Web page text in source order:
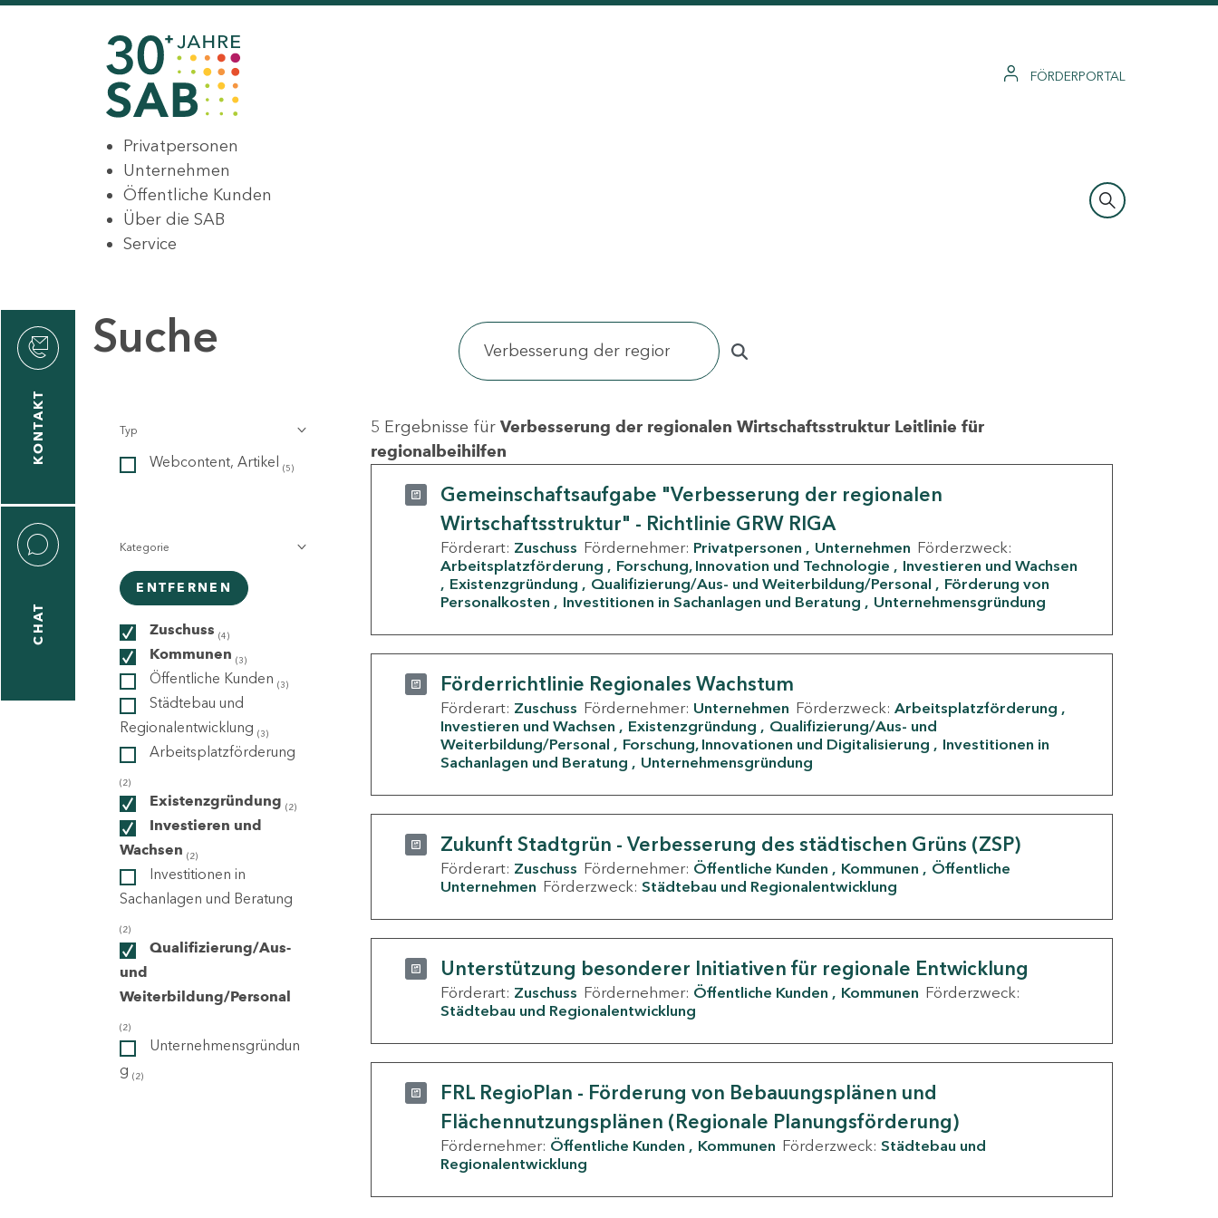
FÖRDERPORTAL
Privatpersonen
Unternehmen
Öffentliche Kunden
Über die SAB
Service
KONTAKT
CHAT
Suche
Typ
Webcontent, Artikel (5)
Kategorie
ENTFERNEN
Zuschuss (4)
Kommunen (3)
Öffentliche Kunden (3)
Städtebau und
Regionalentwicklung (3)
Arbeitsplatzförderung
(2)
Existenzgründung (2)
Investieren und
Wachsen (2)
Investitionen in
Sachanlagen und Beratung
(2)
Qualifizierung/Aus-
und
Weiterbildung/Personal
(2)
Unternehmensgründun
g (2)
5 Ergebnisse für Verbesserung der regionalen Wirtschaftsstruktur Leitlinie für
regionalbeihilfen
Gemeinschaftsaufgabe "Verbesserung der regionalen
Wirtschaftsstruktur" - Richtlinie GRW RIGA
Förderart: Zuschuss Fördernehmer: Privatpersonen Unternehmen Förderzweck:
Arbeitsplatzförderung
Forschung, Innovation und Technologie
Investieren und Wachsen
Existenzgründung
Qualifizierung/Aus- und Weiterbildung/Personal
Förderung von
Personalkosten
Investitionen in Sachanlagen und Beratung Unternehmensgründung
Förderrichtlinie Regionales Wachstum
Förderart: Zuschuss Fördernehmer: Unternehmen Förderzweck: Arbeitsplatzförderung
Investieren und Wachsen
Existenzgründung
Qualifizierung/Aus- und
Weiterbildung/Personal
Forschung, Innovationen und Digitalisierung
Investitionen in
Sachanlagen und Beratung
Unternehmensgründung
Zukunft Stadtgrün - Verbesserung des städtischen Grüns (ZSP)
Förderart: Zuschuss Fördernehmer: Öffentliche Kunden Kommunen
Öffentliche
Unternehmen Förderzweck: Städtebau und Regionalentwicklung
Unterstützung besonderer Initiativen für regionale Entwicklung
Förderart: Zuschuss Fördernehmer: Öffentliche Kunden Kommunen Förderzweck:
Städtebau und Regionalentwicklung
FRL RegioPlan - Förderung von Bebauungsplänen und
Flächennutzungsplänen (Regionale Planungsförderung)
Fördernehmer: Öffentliche Kunden Kommunen Förderzweck: Städtebau und
Regionalentwicklung